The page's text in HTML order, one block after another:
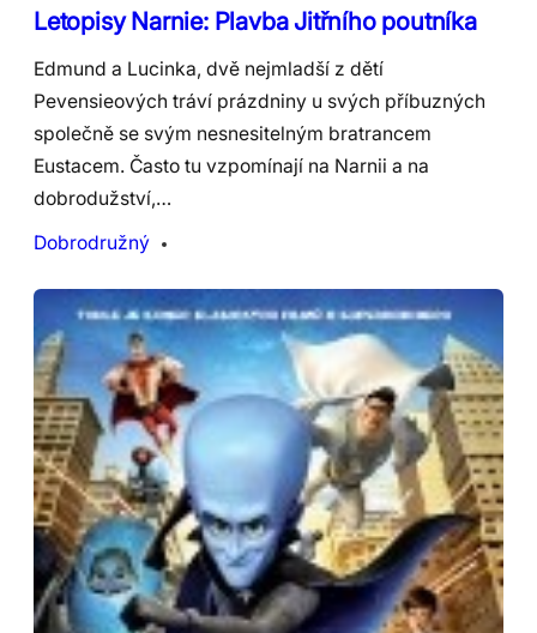
Letopisy Narnie: Plavba Jitřního poutníka
Edmund a Lucinka, dvě nejmladší z dětí
Pevensieových tráví prázdniny u svých příbuzných
společně se svým nesnesitelným bratrancem
Eustacem. Často tu vzpomínají na Narnii a na
dobrodužství,…
Dobrodružný